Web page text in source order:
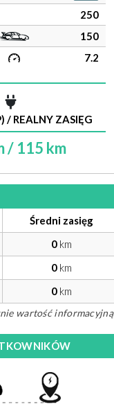
250
150
7.2
/ REALNY ZASIĘG
/ 115 km
Średni zasięg
0km
0km
0km
wartość informacyjną